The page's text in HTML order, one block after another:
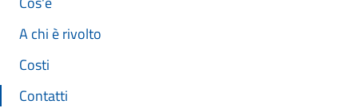
A chi è rivolto
Costi
Contatti